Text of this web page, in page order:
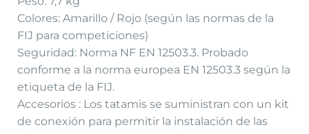
Colores: Amarillo / Rojo (según las normas de la
FIJ para competiciones)
Seguridad: Norma NF EN 12503.3. Probado
conforme a la norma europea EN 12503.3 según la
etiqueta de la FIJ.
Accesorios : Los tatamis se suministran con un kit
de conexión para permitir la instalación de las